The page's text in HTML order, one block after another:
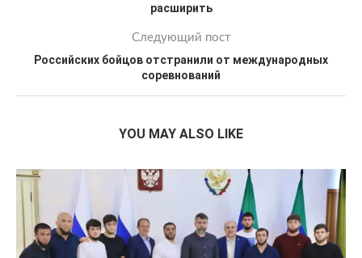
расширить
Следующий пост
Российских бойцов отстранили от международных
соревнований
YOU MAY ALSO LIKE